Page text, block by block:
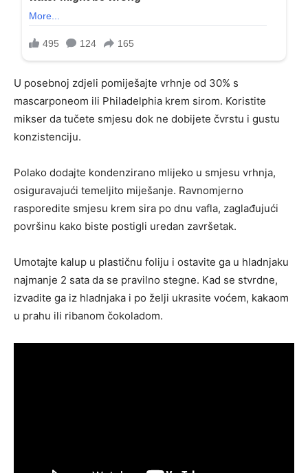
U posebnoj zdjeli pomiješajte vrhnje od 30% s
mascarponeom ili Philadelphia krem ​​sirom. Koristite
mikser da tučete smjesu dok ne dobijete čvrstu i gustu
konzistenciju.
Polako dodajte kondenzirano mlijeko u smjesu vrhnja,
osiguravajući temeljito miješanje. Ravnomjerno
rasporedite smjesu krem ​​sira po dnu vafla, zaglađujući
površinu kako biste postigli uredan završetak.
Umotajte kalup u plastičnu foliju i ostavite ga u hladnjaku
najmanje 2 sata da se pravilno stegne. Kad se stvrdne,
izvadite ga iz hladnjaka i po želji ukrasite voćem, kakaom
u prahu ili ribanom čokoladom.